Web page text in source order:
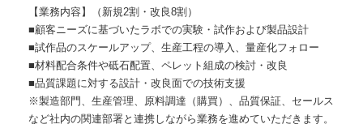
【業務内容】（新規2割・改良8割）
■顧客ニーズに基づいたラボでの実験・試作および製品設計
■試作品のスケールアップ、生産工程の導入、量産化フォロー
■材料配合条件や砥石配置、ペレット組成の検討・改良
■品質課題に対する設計・改良面での技術支援
※製造部門、生産管理、原料調達（購買）、品質保証、セールス
など社内の関連部署と連携しながら業務を進めていただきます。